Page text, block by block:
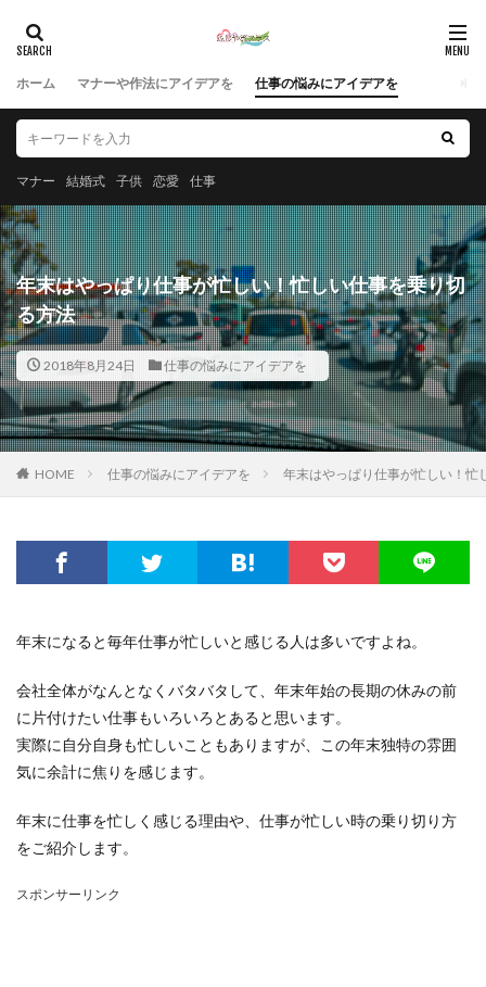
ホーム マナーや作法にアイデアを 仕事の悩みにアイデアを
マナー 結婚式 子供 恋愛 仕事
年末はやっぱり仕事が忙しい！忙しい仕事を乗り切
る方法
2018年8月24日 仕事の悩みにアイデアを
HOME 仕事の悩みにアイデアを 年末はやっぱり仕事が忙しい！忙
年末になると毎年仕事が忙しいと感じる人は多いですよね。
会社全体がなんとなくバタバタして、年末年始の長期の休みの前
に片付けたい仕事もいろいろとあると思います。
実際に自分自身も忙しいこともありますが、この年末独特の雰囲
気に余計に焦りを感じます。
年末に仕事を忙しく感じる理由や、仕事が忙しい時の乗り切り方
をご紹介します。
スポンサーリンク